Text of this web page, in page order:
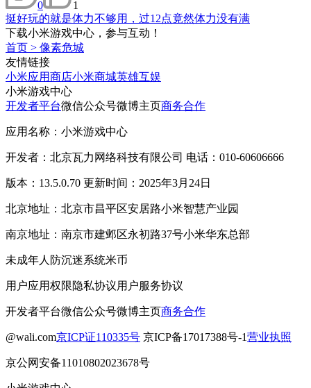
0
1
挺好玩的就是体力不够用，过12点竟然体力没有满
下载小米游戏中心，参与互动！
首页 > 像素危城
友情链接
小米应用商店小米商城英雄互娱
小米游戏中心
开发者平台微信公众号微博主页商务合作
应用名称：小米游戏中心
开发者：北京瓦力网络科技有限公司 电话：010-60606666
版本：13.5.0.70 更新时间：2025年3月24日
北京地址：北京市昌平区安居路小米智慧产业园
南京地址：南京市建邺区永初路37号小米华东总部
未成年人防沉迷系统米币
用户应用权限隐私协议用户服务协议
开发者平台微信公众号微博主页商务合作
@wali.com京ICP证110335号 京ICP备17017388号-1营业执照
京公网安备11010802023678号